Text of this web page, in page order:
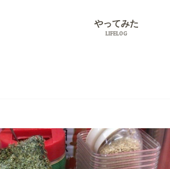
やってみた
LIFELOG